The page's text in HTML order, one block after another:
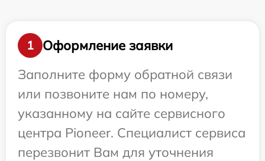
1
Оформление заявки
Заполните форму обратной связи
или позвоните нам по номеру,
указанному на сайте сервисного
центра Pioneer. Специалист сервиса
перезвонит Вам для уточнения